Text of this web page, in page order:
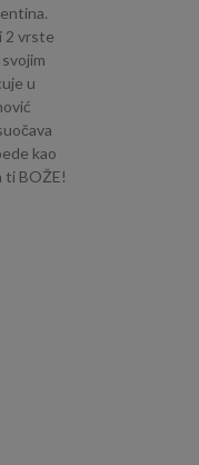
2 vrste
u
kao
ti BOŽE!